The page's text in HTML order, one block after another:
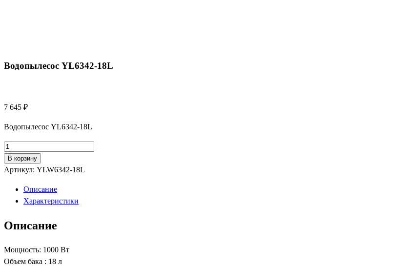
Водопылесос YL6342-18L
7 645 ₽
Водопылесос YL6342-18L
Количество
товара
Водопылесос
18L
В корзину
Артикул: YLW6342-18L
Описание
Характеристики
Описание
Мощность: 1000 Вт
Объем бака : 18 л